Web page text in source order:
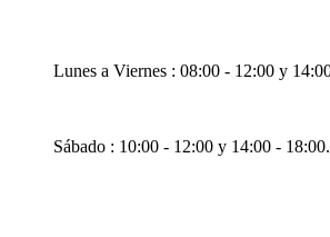
Lunes a Viernes : 08:00 - 12:00 y
Sábado : 10:00 - 12:00 y 14:00 - 18:00.